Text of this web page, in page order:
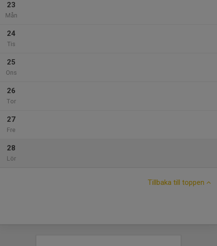
23
Mån
24
Tis
25
Ons
26
Tor
27
Fre
28
Lör
Tillbaka till toppen